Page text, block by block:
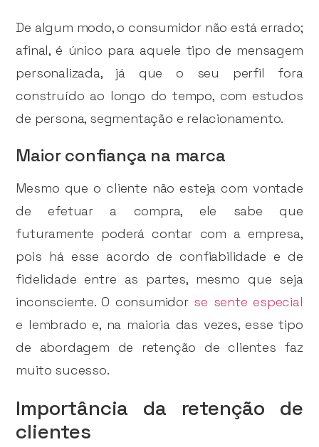
De algum modo, o consumidor não está errado;
afinal, é único para aquele tipo de mensagem
personalizada, já que o seu perfil fora
construído ao longo do tempo, com estudos
de persona, segmentação e relacionamento.
Maior confiança na marca
Mesmo que o cliente não esteja com vontade
de efetuar a compra, ele sabe que
futuramente poderá contar com a empresa,
pois há esse acordo de confiabilidade e de
fidelidade entre as partes, mesmo que seja
inconsciente. O consumidor se sente especial
e lembrado e, na maioria das vezes, esse tipo
de abordagem de retenção de clientes faz
muito sucesso.
Importância da retenção de
clientes